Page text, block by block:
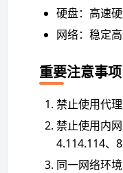
硬盘：高速
网络：稳定
重要注意事项
禁止使用代
禁止使用内
4.114.114、
同一网络环